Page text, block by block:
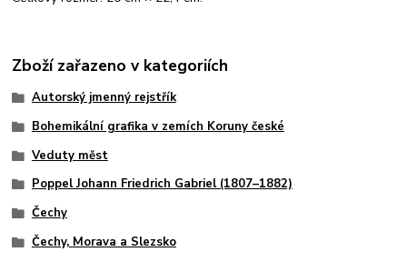
Zboží zařazeno v kategoriích
Autorský jmenný rejstřík
Bohemikální grafika v zemích Koruny české
Veduty měst
Poppel Johann Friedrich Gabriel (1807–1882)
Čechy
Čechy, Morava a Slezsko